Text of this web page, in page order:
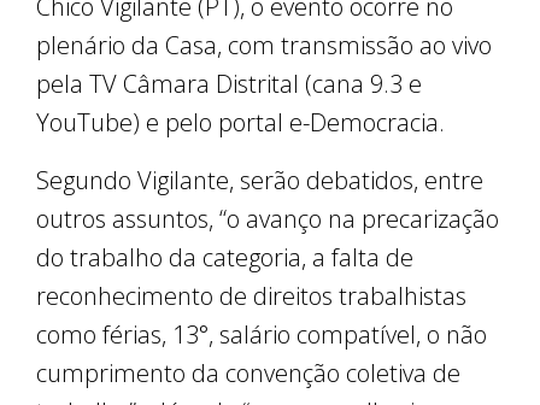
Chico Vigilante (PT), o evento ocorre no
plenário da Casa, com transmissão ao vivo
pela TV Câmara Distrital (cana 9.3 e
YouTube) e pelo portal e-Democracia.
Segundo Vigilante, serão debatidos, entre
outros assuntos, “o avanço na precarização
do trabalho da categoria, a falta de
reconhecimento de direitos trabalhistas
como férias, 13°, salário compatível, o não
cumprimento da convenção coletiva de